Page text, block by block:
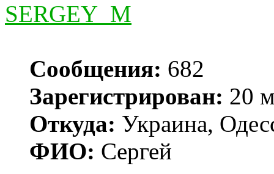
SERGEY_M
Сообщения: 682
Зарегистрирован: 20
Откуда: Украина,
ФИО: Сергей